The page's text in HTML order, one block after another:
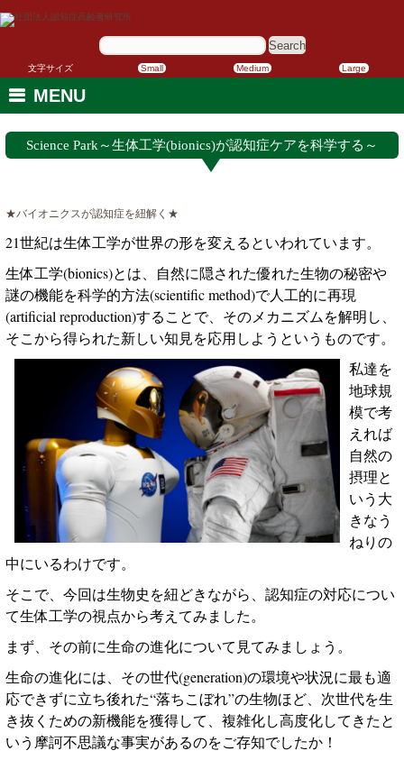
サ
イ
ト
文字サイズ Small Medium Large
MENU
Science Park～生体工学(bionics)が認知症ケアを科学する～
★バイオニクスが認知症を紐解く★
21世紀は生体工学が世界の形を変えるといわれています。
生体工学(bionics)とは、自然に隠された優れた生物の秘密や
謎の機能を科学的方法(scientific method)で人工的に再現
(artificial reproduction)することで、そのメカニズムを解明し、
そこから得られた新しい知見を応用しようというものです。
私達を
地球規
模で考
えれば
自然の
摂理と
いう大
きなう
ねりの
中にいるわけです。
そこで、今回は生物史を紐どきながら、認知症の対応につい
て生体工学の視点から考えてみました。
まず、その前に生命の進化について見てみましょう。
生命の進化には、その世代(generation)の環境や状況に最も適
応できずに立ち後れた“落ちこぼれ”の生物ほど、次世代を生
き抜くための新機能を獲得して、複雑化し高度化してきたと
いう摩訶不思議な事実があるのをご存知でしたか！